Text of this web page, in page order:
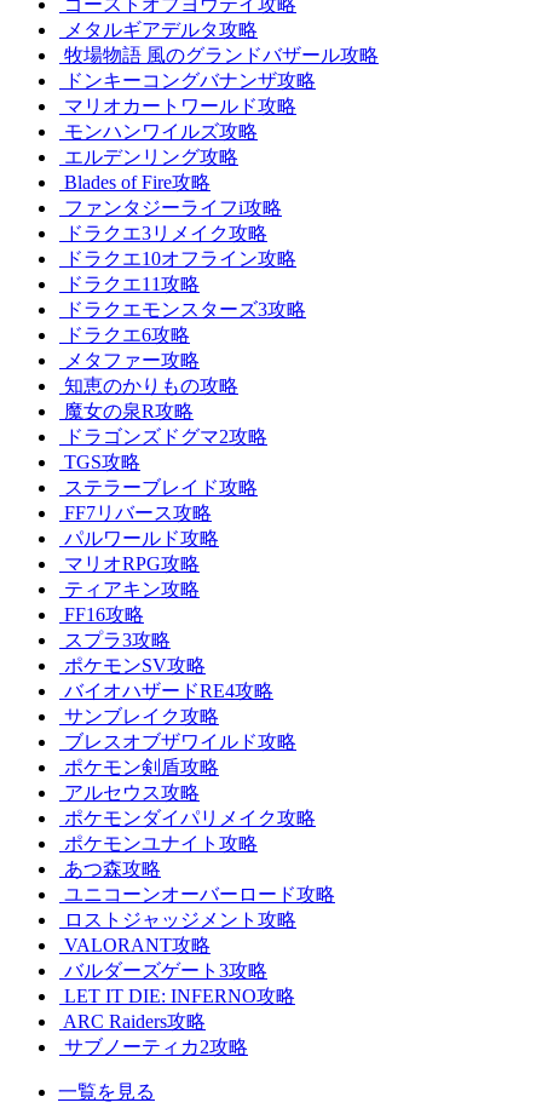
ゴーストオブヨウテイ攻略
メタルギアデルタ攻略
牧場物語 風のグランドバザール攻略
ドンキーコングバナンザ攻略
マリオカートワールド攻略
モンハンワイルズ攻略
エルデンリング攻略
Blades of Fire攻略
ファンタジーライフi攻略
ドラクエ3リメイク攻略
ドラクエ10オフライン攻略
ドラクエ11攻略
ドラクエモンスターズ3攻略
ドラクエ6攻略
メタファー攻略
知恵のかりもの攻略
魔女の泉R攻略
ドラゴンズドグマ2攻略
TGS攻略
ステラーブレイド攻略
FF7リバース攻略
パルワールド攻略
マリオRPG攻略
ティアキン攻略
FF16攻略
スプラ3攻略
ポケモンSV攻略
バイオハザードRE4攻略
サンブレイク攻略
ブレスオブザワイルド攻略
ポケモン剣盾攻略
アルセウス攻略
ポケモンダイパリメイク攻略
ポケモンユナイト攻略
あつ森攻略
ユニコーンオーバーロード攻略
ロストジャッジメント攻略
VALORANT攻略
バルダーズゲート3攻略
LET IT DIE: INFERNO攻略
ARC Raiders攻略
サブノーティカ2攻略
一覧を見る